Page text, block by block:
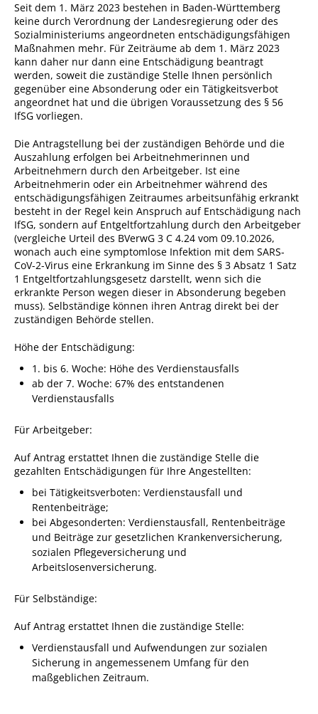
Sportstätten
Veranstaltungsgebäude
Freiwillige Feuerwehr
Bauhof
Friedhof
Kläranlage
Kommunale
Wärmeplanung
Netzmonitor der NetzeBW
Gemmrigheimer
Infokalender
Zahlen & Fakten
Angebote für Geflüchtete
RATHAUS
Kontakt
Behördenwegweiser
Lebenslagen
Formulare
Wissenswertes/Service
Mängelmeldung online
Seit dem 1. März 2023 bestehen in Baden-Württemberg
keine durch Verordnung der Landesregierung oder des
Sozialministeriums angeordneten entschädigungsfähigen
Maßnahmen mehr. Für Zeiträume ab dem 1. März 2023
kann daher nur dann eine Entschädigung beantragt
werden, soweit die zuständige Stelle Ihnen persönlich
gegenüber eine Absonderung oder ein Tätigkeitsverbot
angeordnet hat und die übrigen Voraussetzung des § 56
IfSG vorliegen.
Die Antragstellung bei der zuständigen Behörde und die
Auszahlung erfolgen bei Arbeitnehmerinnen und
Arbeitnehmern durch den Arbeitgeber. Ist eine
Arbeitnehmerin oder ein Arbeitnehmer während des
entschädigungsfähigen Zeitraumes arbeitsunfähig erkrankt
besteht in der Regel kein Anspruch auf Entschädigung nach
IfSG, sondern auf Entgeltfortzahlung durch den Arbeitgeber
(vergleiche Urteil des BVerwG 3 C 4.24 vom 09.10.2026,
wonach auch eine symptomlose Infektion mit dem SARS-
CoV-2-Virus eine Erkrankung im Sinne des § 3 Absatz 1 Satz
1 Entgeltfortzahlungsgesetz darstellt, wenn sich die
erkrankte Person wegen dieser in Absonderung begeben
muss). Selbständige können ihren Antrag direkt bei der
zuständigen Behörde stellen.
Höhe der Entschädigung:
1. bis 6. Woche: Höhe des Verdienstausfalls
ab der 7. Woche: 67% des entstandenen
Verdienstausfalls
Für Arbeitgeber:
Auf Antrag erstattet Ihnen die zuständige Stelle die
gezahlten Entschädigungen für Ihre Angestellten:
bei Tätigkeitsverboten: Verdienstausfall und
Rentenbeiträge;
bei Abgesonderten: Verdienstausfall, Rentenbeiträge
und Beiträge zur gesetzlichen Krankenversicherung,
sozialen Pflegeversicherung und
Arbeitslosenversicherung.
Für Selbständige:
Auf Antrag erstattet Ihnen die zuständige Stelle:
Verdienstausfall und Aufwendungen zur sozialen
Sicherung in angemessenem Umfang für den
maßgeblichen Zeitraum.